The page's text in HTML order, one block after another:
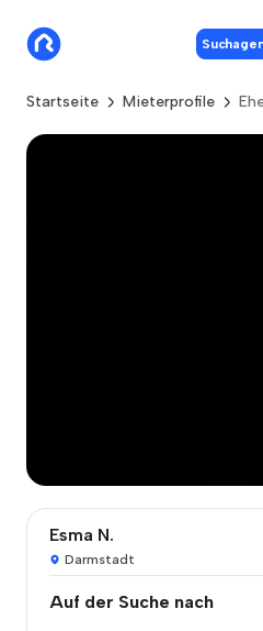
Startseite Mieterprofile
Esma N.
Darmstadt
Auf der Suche nach